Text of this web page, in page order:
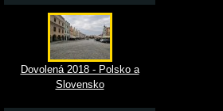
Dovolená 2018 - Polsko a
Slovensko